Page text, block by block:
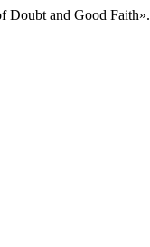
Doubt and Good Faith».